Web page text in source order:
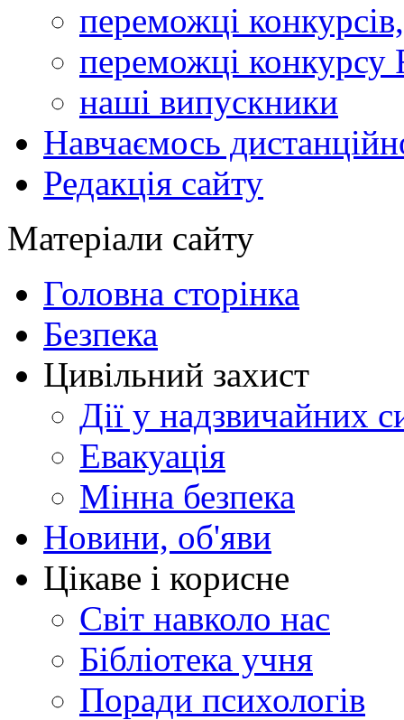
переможці
переможці конкурсу
наші випускники
Навчаємось
Редакція сайту
Матеріали сайту
Головна сторінка
Безпека
Цивільний захист
Дії у надзвичайних
Евакуація
Мінна безпека
Новини, об'яви
Цікаве і корисне
Світ навколо нас
Бібліотека учня
Поради психологів